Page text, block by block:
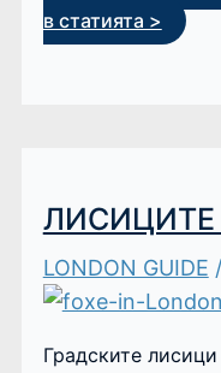
в статията >
ЛИСИЦИТЕ
LONDON GUIDE /
Градските